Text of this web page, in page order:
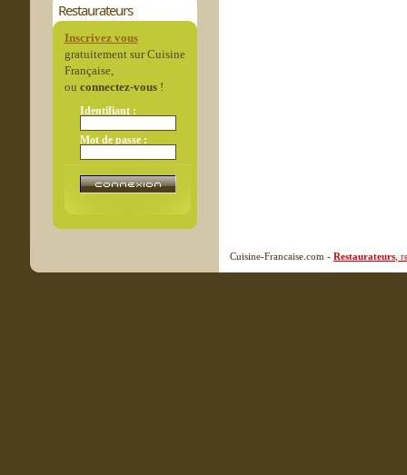
Restaurateurs
Inscrivez vous
gratuitement sur Cuisine
Française,
ou connectez-vous!
Identifiant :
Mot de passe :
Cuisine-Francaise.com - Restaurateurs ,